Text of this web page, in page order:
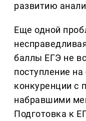
развитию
Еще одной
баллы ЕГЭ не
поступление
конкуренции с
набравшими
Подготовка к